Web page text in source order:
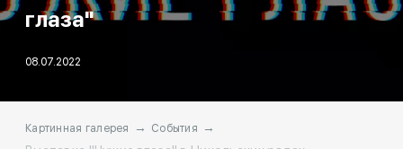
Каталог Художники
О нас
Заказать звонок
глаза"
08.07.2022
Картинная галерея → События
→